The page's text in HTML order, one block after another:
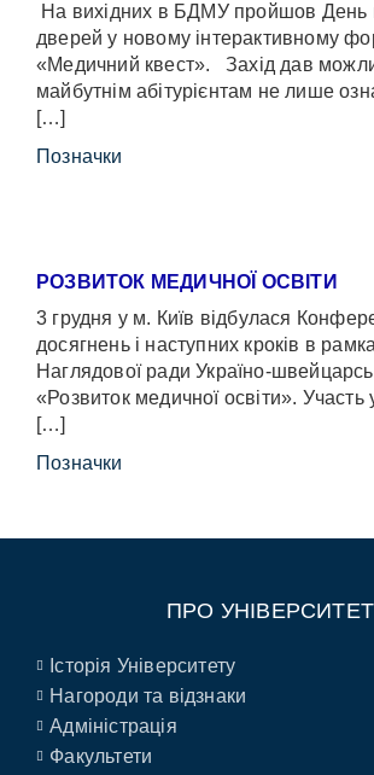
На вихідних в БДМУ пройшов День
дверей у новому інтерактивному
«Медичний квест». Захід дав
майбутнім абітурієнтам не лише
[…]
Позначки
РОЗВИТОК МЕДИЧНОЇ ОСВІТИ
3 грудня у м. Київ відбулася
досягнень і наступних кроків в
Наглядової ради Україно-
«Розвиток медичної освіти». Участь
[…]
Позначки
ПРО УНІВЕРСИТЕТ
Історія Університету
Нагороди та відзнаки
Адміністрація
Факультети